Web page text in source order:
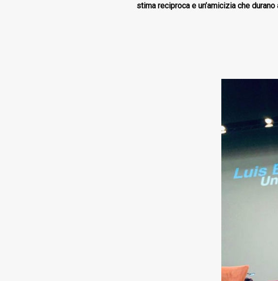
stima reciproca e un’amicizia che durano